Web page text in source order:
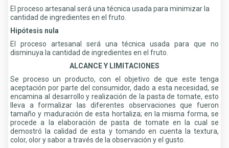
El proceso artesanal será una técnica usada para minimizar la
cantidad de ingredientes en el fruto.
Hipótesis nula
El proceso artesanal será una técnica usada para que no
disminuya la cantidad de ingredientes en el fruto.
ALCANCE Y LIMITACIONES
Se proceso un producto, con el objetivo de que este tenga
aceptación por parte del consumidor, dado a esta necesidad, se
encamina al desarrollo y realización de la pasta de tomate, esto
lleva a formalizar las diferentes observaciones que fueron
tamaño y maduración de esta hortaliza; en la misma forma, se
procede a la elaboración de pasta de tomate en la cual se
demostró la calidad de esta y tomando en cuenta la textura,
color, olor y sabor a través de la observación y el gusto.